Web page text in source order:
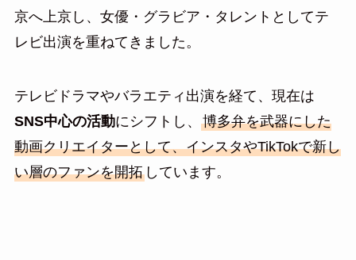
京へ上京し、女優・グラビア・タレントとしてテ
レビ出演を重ねてきました。
テレビドラマやバラエティ出演を経て、現在は
SNS中心の活動にシフトし、 博多弁を武器にした
動画クリエイターとして、インスタやTikTokで新し
い層のファンを開拓しています。